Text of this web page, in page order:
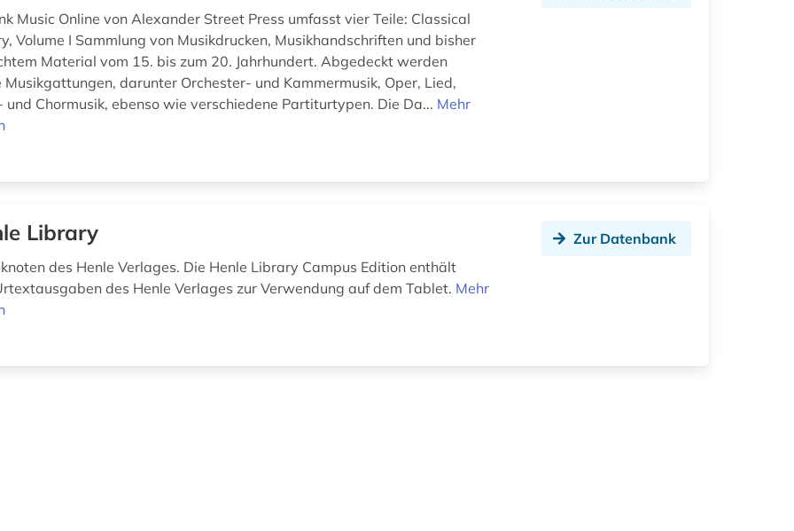
Music Online von Alexander Street Press umfasst vier Teile: Classical
Volume I Sammlung von Musikdrucken, Musikhandschriften und bisher
Material vom 15. bis zum 20. Jahrhundert. Abgedeckt werden
Musikgattungen, darunter Orchester- und Kammermusik, Oper, Lied,
und Chormusik, ebenso wie verschiedene Partiturtypen. Die Da... Mehr
Library
des Henle Verlages. Die Henle Library Campus Edition enthält
des Henle Verlages zur Verwendung auf dem Tablet. Mehr
Zur Datenbank